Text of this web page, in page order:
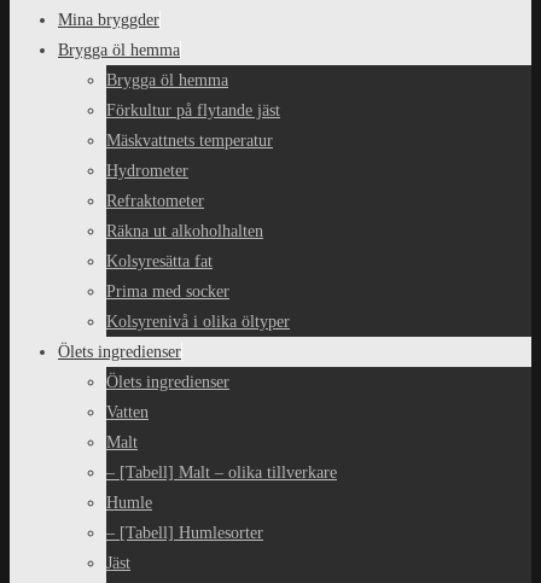
Mina bryggder
Brygga öl hemma
Brygga öl hemma
Förkultur på flytande jäst
Mäskvattnets temperatur
Hydrometer
Refraktometer
Räkna ut alkoholhalten
Kolsyresätta fat
Prima med socker
Kolsyrenivå i olika öltyper
Ölets ingredienser
Ölets ingredienser
Vatten
Malt
– [Tabell] Malt – olika tillverkare
Humle
– [Tabell] Humlesorter
Jäst